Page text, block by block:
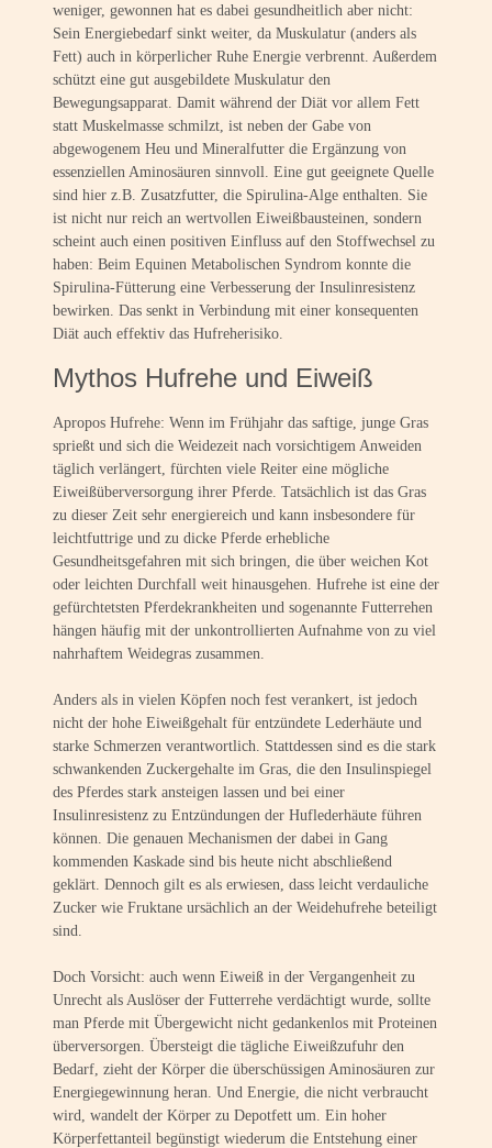
weniger, gewonnen hat es dabei gesundheitlich aber nicht:
Sein Energiebedarf sinkt weiter, da Muskulatur (anders als
Fett) auch in körperlicher Ruhe Energie verbrennt. Außerdem
schützt eine gut ausgebildete Muskulatur den
Bewegungsapparat. Damit während der Diät vor allem Fett
statt Muskelmasse schmilzt, ist neben der Gabe von
abgewogenem Heu und Mineralfutter die Ergänzung von
essenziellen Aminosäuren sinnvoll. Eine gut geeignete Quelle
sind hier z.B. Zusatzfutter, die Spirulina-Alge enthalten. Sie
ist nicht nur reich an wertvollen Eiweißbausteinen, sondern
scheint auch einen positiven Einfluss auf den Stoffwechsel zu
haben: Beim Equinen Metabolischen Syndrom konnte die
Spirulina-Fütterung eine Verbesserung der Insulinresistenz
bewirken. Das senkt in Verbindung mit einer konsequenten
Diät auch effektiv das Hufreherisiko.
Mythos Hufrehe und Eiweiß
Apropos Hufrehe: Wenn im Frühjahr das saftige, junge Gras
sprießt und sich die Weidezeit nach vorsichtigem Anweiden
täglich verlängert, fürchten viele Reiter eine mögliche
Eiweißüberversorgung ihrer Pferde. Tatsächlich ist das Gras
zu dieser Zeit sehr energiereich und kann insbesondere für
leichtfuttrige und zu dicke Pferde erhebliche
Gesundheitsgefahren mit sich bringen, die über weichen Kot
oder leichten Durchfall weit hinausgehen. Hufrehe ist eine der
gefürchtetsten Pferdekrankheiten und sogenannte Futterrehen
hängen häufig mit der unkontrollierten Aufnahme von zu viel
nahrhaftem Weidegras zusammen.
Anders als in vielen Köpfen noch fest verankert, ist jedoch
nicht der hohe Eiweißgehalt für entzündete Lederhäute und
starke Schmerzen verantwortlich. Stattdessen sind es die stark
schwankenden Zuckergehalte im Gras, die den Insulinspiegel
des Pferdes stark ansteigen lassen und bei einer
Insulinresistenz zu Entzündungen der Huflederhäute führen
können. Die genauen Mechanismen der dabei in Gang
kommenden Kaskade sind bis heute nicht abschließend
geklärt. Dennoch gilt es als erwiesen, dass leicht verdauliche
Zucker wie Fruktane ursächlich an der Weidehufrehe beteiligt
sind.
Doch Vorsicht: auch wenn Eiweiß in der Vergangenheit zu
Unrecht als Auslöser der Futterrehe verdächtigt wurde, sollte
man Pferde mit Übergewicht nicht gedankenlos mit Proteinen
überversorgen. Übersteigt die tägliche Eiweißzufuhr den
Bedarf, zieht der Körper die überschüssigen Aminosäuren zur
Energiegewinnung heran. Und Energie, die nicht verbraucht
wird, wandelt der Körper zu Depotfett um. Ein hoher
Körperfettanteil begünstigt wiederum die Entstehung einer